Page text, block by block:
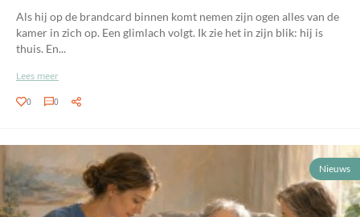
Als hij op de brandcard binnen komt nemen zijn ogen alles van de
kamer in zich op. Een glimlach volgt. Ik zie het in zijn blik: hij is
thuis. En...
Lees meer
0 0
Nieuws